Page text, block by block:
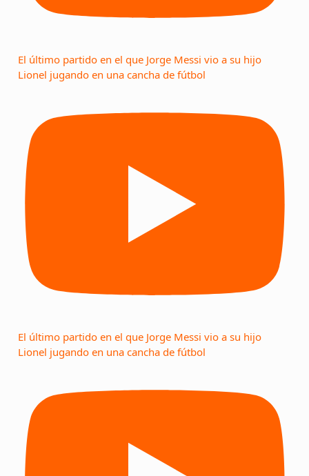
El último partido en el que Jorge Messi vio a su hijo
Lionel jugando en una cancha de fútbol
El último partido en el que Jorge Messi vio a su hijo
Lionel jugando en una cancha de fútbol